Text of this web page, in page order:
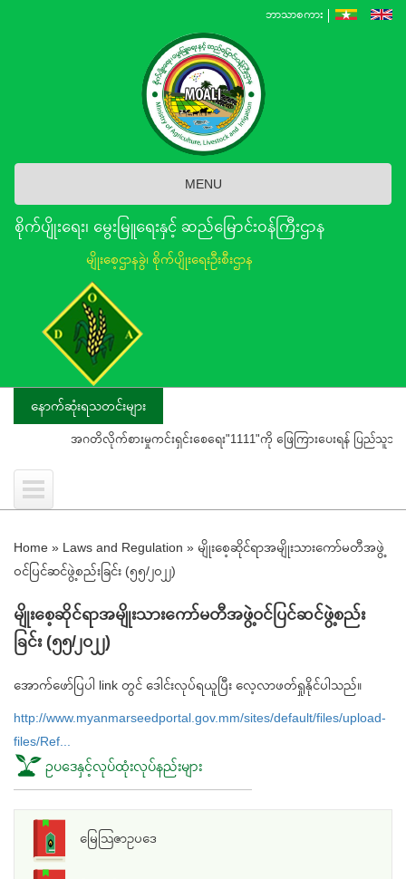
ဘာသာစကား
MENU
စိုက်ပျိုးရေး၊ မွေးမြူရေးနှင့် ဆည်မြောင်း၀န်ကြီးဌာန
မျိုးစေ့ဌာနခွဲ၊ စိုက်ပျိုးရေးဦးစီးဌာန
နောက်ဆုံးရသတင်းများ
အဂတိလိုက်စားမှုကင်းရှင်းစေရေး"1111"ကို ဖြေကြားပေးရန် ပြည်သူသို့ သတိ
Home » Laws and Regulation » မျိုးစေ့ဆိုင်ရာအမျိုးသားကော်မတီအဖွဲ့
ဝင်ပြင်ဆင်ဖွဲ့စည်းခြင်း (၅၅/၂၀၂၂)
မျိုးစေ့ဆိုင်ရာအမျိုးသားကော်မတီအဖွဲ့ဝင်ပြင်ဆင်ဖွဲ့စည်း
ခြင်း (၅၅/၂၀၂၂)
အောက်ဖော်ပြပါ link တွင် ဒေါင်းလုပ်ရယူပြီး လေ့လာဖတ်ရှုနိုင်ပါသည်။
http://www.myanmarseedportal.gov.mm/sites/default/files/upload-
files/Ref...
ဥပဒေနှင့်လုပ်ထုံးလုပ်နည်းများ
မြေသြဇာဥပဒေ